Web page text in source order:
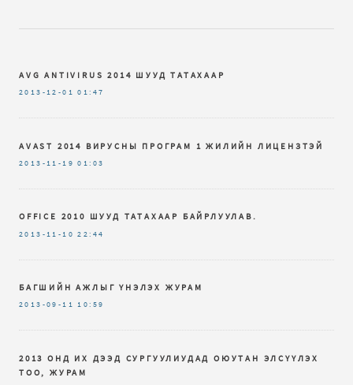
AVG ANTIVIRUS 2014 ШУУД ТАТАХААР
2013-12-01 01:47
AVAST 2014 ВИРУСНЫ ПРОГРАМ 1 ЖИЛИЙН ЛИЦЕНЗТЭЙ
2013-11-19 01:03
OFFICE 2010 ШУУД ТАТАХААР БАЙРЛУУЛАВ.
2013-11-10 22:44
БАГШИЙН АЖЛЫГ ҮНЭЛЭХ ЖУРАМ
2013-09-11 10:59
2013 ОНД ИХ ДЭЭД СУРГУУЛИУДАД ОЮУТАН ЭЛСҮҮЛЭХ
ТОО, ЖУРАМ